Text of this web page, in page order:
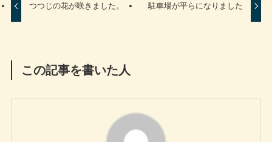
つつじの花が咲きました。 駐車場が平らになりました
この記事を書いた人